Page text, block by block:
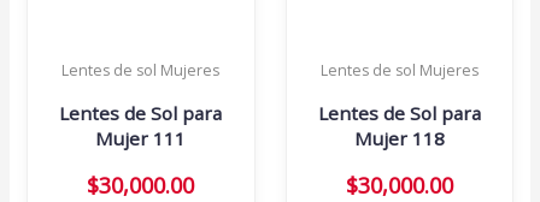
Lentes de sol Mujeres
Lentes de Sol para
Mujer 111
$30,000.00
Lentes de sol Mujeres
Lentes de Sol para
Mujer 118
$30,000.00